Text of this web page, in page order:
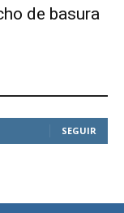
de basura
SEGUIR